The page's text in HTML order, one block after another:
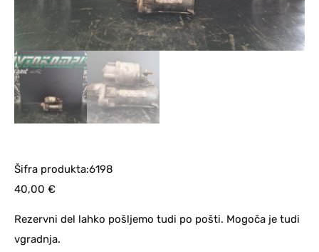
Šifra produkta:6198
40,00 €
Rezervni del lahko pošljemo tudi po pošti. Mogoča je tudi
vgradnja.